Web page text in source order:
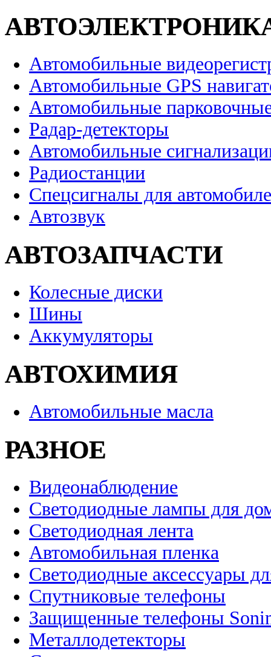
Автомобильные
Автомобильные GPS
Автомобильные
Радар-детекторы
Автомобильные
Радиостанции
Спецсигналы для
Автозвук
АВТОЗАПЧАСТИ
Колесные диски
Шины
Аккумуляторы
АВТОХИМИЯ
Автомобильные масла
РАЗНОЕ
Видеонаблюдение
Светодиодные лампы для
Светодиодная лента
Автомобильная пленка
Светодиодные аксессуары
Спутниковые телефоны
Защищенные телефоны
Металлодетекторы